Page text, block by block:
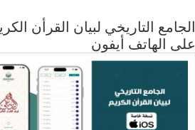
الجامع التاريخي لبيان القرأن
على الهاتف أيفون